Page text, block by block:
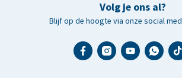
Volg je ons al?
Blijf op de hoogte via onze social